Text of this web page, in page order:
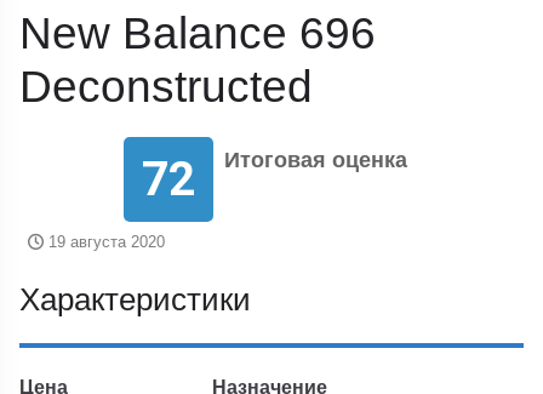
New Balance 696
Deconstructed
72 Итоговая оценка
19 августа 2020
Характеристики
Цена Назначение